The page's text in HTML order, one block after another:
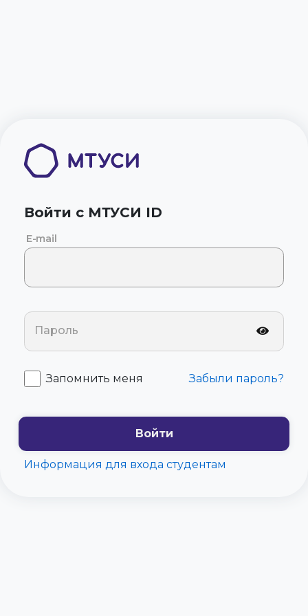
Войти с МТУСИ ID
E-mail
Пароль
Запомнить меня Забыли пароль?
Информация для входа студентам